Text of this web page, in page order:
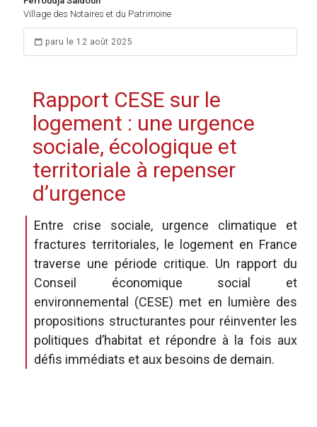
Village des Notaires et du Patrimoine
paru le 12 août 2025
Rapport CESE sur le
logement : une urgence
sociale, écologique et
territoriale à repenser
d’urgence
Entre crise sociale, urgence climatique et
fractures territoriales, le logement en France
traverse une période critique. Un rapport du
Conseil économique social et
environnemental (CESE) met en lumière des
propositions structurantes pour réinventer les
politiques d’habitat et répondre à la fois aux
défis immédiats et aux besoins de demain.